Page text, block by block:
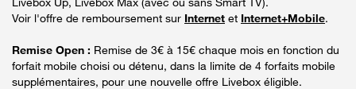
Voir l'offre de remboursement sur Internet et Internet+Mobile.
Remise Open : Remise de 3€ à 15€ chaque mois en fonction du
forfait mobile choisi ou détenu, dans la limite de 4 forfaits mobile
supplémentaires, pour une nouvelle offre Livebox éligible.